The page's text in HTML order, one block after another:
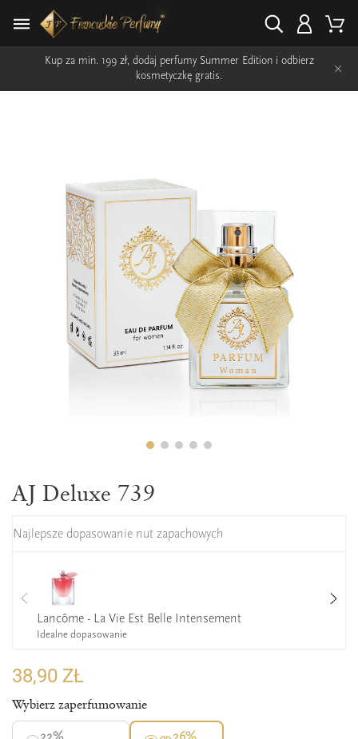
Kup za min. 199 zł, dodaj perfumy Summer Edition i odbierz
kosmetyczkę gratis.
×
AJ Deluxe 739
Najlepsze dopasowanie nut zapachowych
Lancôme - La Vie Est Belle Intensement
Idealne dopasowanie
38,90 ZŁ
Wybierz zaperfumowanie